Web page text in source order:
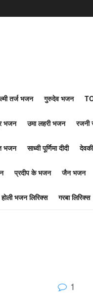
तर्ज भजन गुरुदेव भजन
भजन उमा लहरी भजन रजनी
भजन साध्वी पूर्णिमा दीदी
प्रदीप के भजन जैन भजन
होली भजन लिरिक्स गरबा लिरिक्स
1